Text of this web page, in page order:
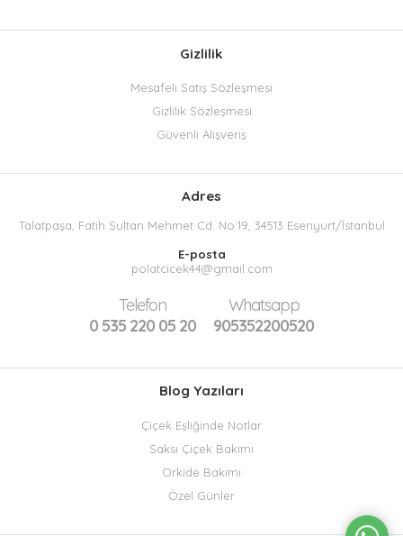
Gizlilik
Mesafeli Satış Sözleşmesi
Gizlilik Sözleşmesi
Güvenli Alışveriş
Adres
Talatpaşa, Fatih Sultan Mehmet Cd. No:19, 34513 Esenyurt/İstanbul
E-posta
polatcicek44@gmail.com
Telefon
0 535 220 05 20
Whatsapp
905352200520
Blog Yazıları
Çiçek Eşliğinde Notlar
Saksı Çiçek Bakımı
Orkide Bakımı
Özel Günler